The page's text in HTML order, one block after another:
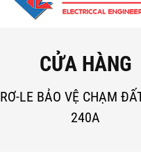
CỬA HÀNG
RƠ-LE BẢO VỆ CHẠM
240A